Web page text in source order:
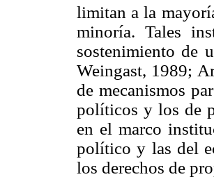
limitan a la
minoría. Tales
sostenimiento de
Weingast, 1989;
de mecanismos
políticos y los de
en el marco
político y las del
los derechos de